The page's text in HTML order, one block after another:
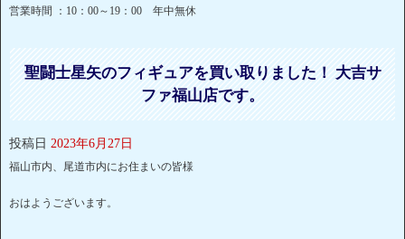
営業時間 ：10：00～19：00 年中無休
聖闘士星矢のフィギュアを買い取りました！ 大吉サ
ファ福山店です。
投稿日 2023年6月27日
福山市内、尾道市内にお住まいの皆様
おはようございます。